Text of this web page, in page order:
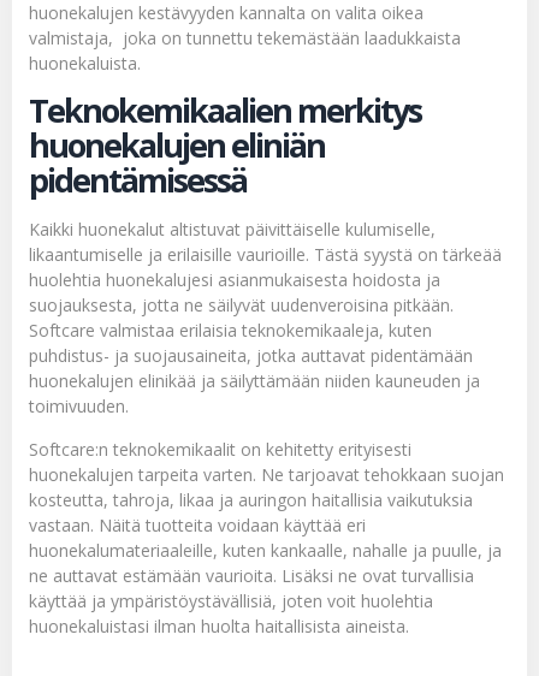
huonekalujen kestävyyden kannalta on valita oikea
valmistaja, joka on tunnettu tekemästään laadukkaista
huonekaluista.
Teknokemikaalien merkitys
huonekalujen eliniän
pidentämisessä
Kaikki huonekalut altistuvat päivittäiselle kulumiselle,
likaantumiselle ja erilaisille vaurioille. Tästä syystä on tärkeää
huolehtia huonekalujesi asianmukaisesta hoidosta ja
suojauksesta, jotta ne säilyvät uudenveroisina pitkään.
Softcare valmistaa erilaisia teknokemikaaleja, kuten
puhdistus- ja suojausaineita, jotka auttavat pidentämään
huonekalujen elinikää ja säilyttämään niiden kauneuden ja
toimivuuden.
Softcare:n teknokemikaalit on kehitetty erityisesti
huonekalujen tarpeita varten. Ne tarjoavat tehokkaan suojan
kosteutta, tahroja, likaa ja auringon haitallisia vaikutuksia
vastaan. Näitä tuotteita voidaan käyttää eri
huonekalumateriaaleille, kuten kankaalle, nahalle ja puulle, ja
ne auttavat estämään vaurioita. Lisäksi ne ovat turvallisia
käyttää ja ympäristöystävällisiä, joten voit huolehtia
huonekaluistasi ilman huolta haitallisista aineista.